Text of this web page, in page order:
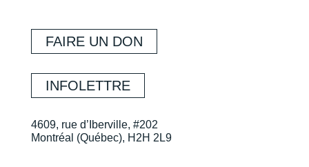
FAIRE UN DON
INFOLETTRE
4609, rue d’Iberville, #202
Montréal (Québec), H2H 2L9